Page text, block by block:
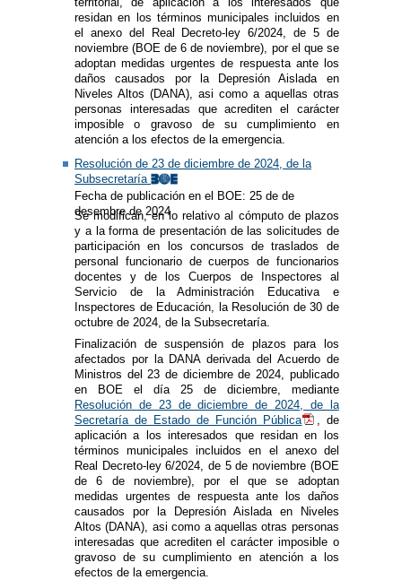
residan en los términos municipales incluidos en
el anexo del Real Decreto-ley 6/2024, de 5 de
noviembre (BOE de 6 de noviembre), por el que se
adoptan medidas urgentes de respuesta ante los
daños causados por la Depresión Aislada en
Niveles Altos (DANA), asi como a aquellas otras
personas interesadas que acrediten el carácter
imposible o gravoso de su cumplimiento en
atención a los efectos de la emergencia.
Resolución de 23 de diciembre de 2024, de la
Subsecretaría
Fecha de publicación en el BOE: 25 de de
desembre de 2024
Se modifican, en lo relativo al cómputo de plazos
y a la forma de presentación de las solicitudes de
participación en los concursos de traslados de
personal funcionario de cuerpos de funcionarios
docentes y de los Cuerpos de Inspectores al
Servicio de la Administración Educativa e
Inspectores de Educación, la Resolución de 30 de
octubre de 2024, de la Subsecretaría.
Finalización de suspensión de plazos para los
afectados por la DANA derivada del Acuerdo de
Ministros del 23 de diciembre de 2024, publicado
en BOE el día 25 de diciembre, mediante
Resolución de 23 de diciembre de 2024, de la
Secretaría de Estado de Función Pública
, de
aplicación a los interesados que residan en los
términos municipales incluidos en el anexo del
Real Decreto-ley 6/2024, de 5 de noviembre (BOE
de 6 de noviembre), por el que se adoptan
medidas urgentes de respuesta ante los daños
causados por la Depresión Aislada en Niveles
Altos (DANA), asi como a aquellas otras personas
interesadas que acrediten el carácter imposible o
gravoso de su cumplimiento en atención a los
efectos de la emergencia.